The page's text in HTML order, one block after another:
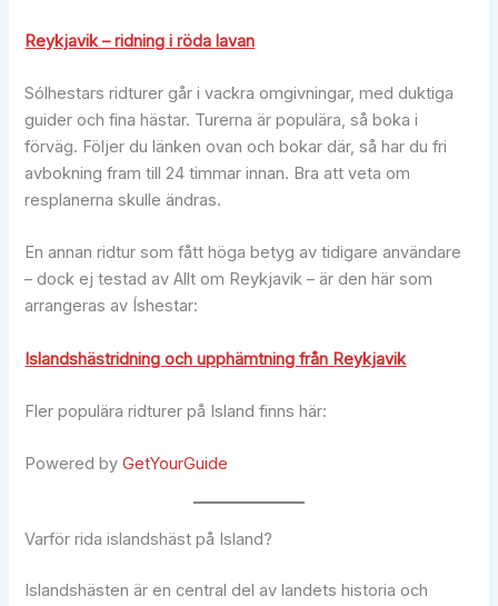
Reykjavik – ridning i röda lavan
Sólhestars ridturer går i vackra omgivningar, med duktiga
guider och fina hästar. Turerna är populära, så boka i
förväg. Följer du länken ovan och bokar där, så har du fri
avbokning fram till 24 timmar innan. Bra att veta om
resplanerna skulle ändras.
En annan ridtur som fått höga betyg av tidigare användare
– dock ej testad av Allt om Reykjavik – är den här som
arrangeras av Íshestar:
Islandshästridning och upphämtning från Reykjavik
Fler populära ridturer på Island finns här:
Powered byGetYourGuide
Varför rida islandshäst på Island?
Islandshästen är en central del av landets historia och